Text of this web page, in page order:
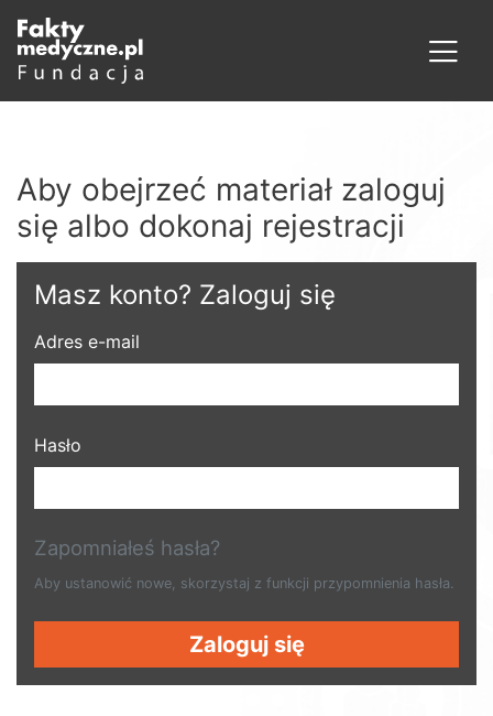
Aby obejrzeć materiał zaloguj
się albo dokonaj rejestracji
Masz konto? Zaloguj się
Adres e-mail
Hasło
Zapomniałeś hasła?
Aby ustanowić nowe, skorzystaj z funkcji przypomnienia hasła.
Zaloguj się